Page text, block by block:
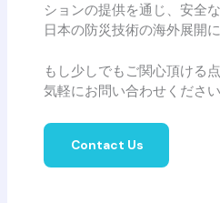
ションの提供を通じ、安全
日本の防災技術の海外展開
もし少しでもご関心頂ける
気軽にお問い合わせください
Contact Us